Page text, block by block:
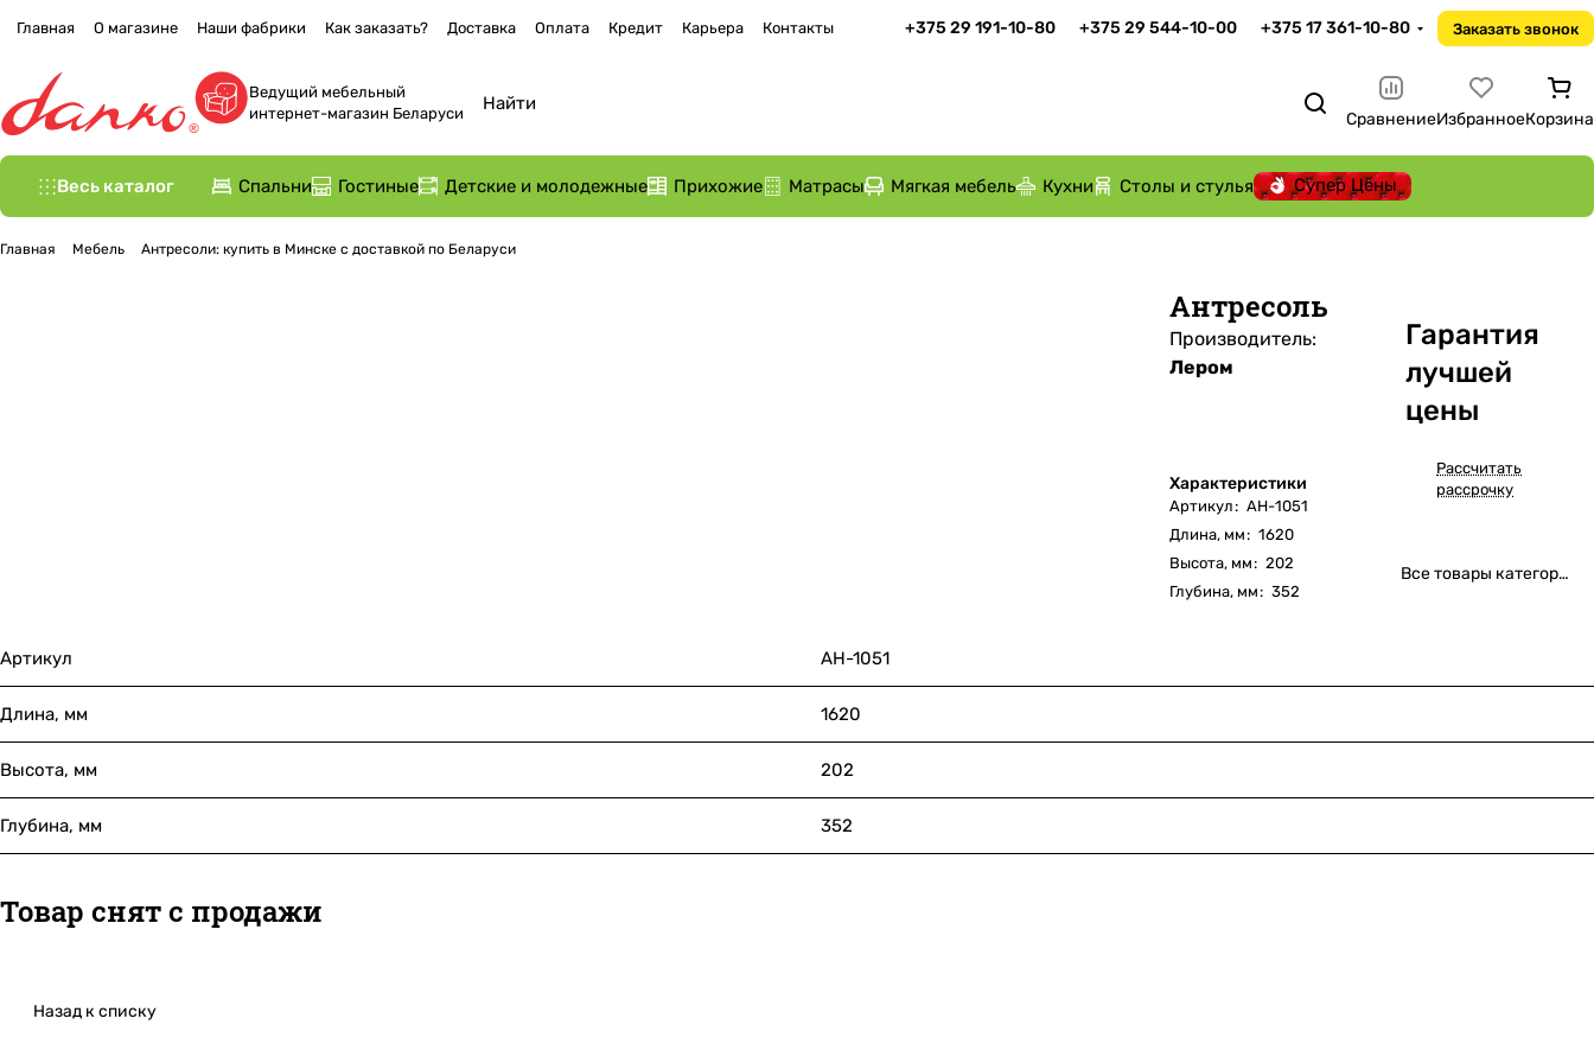
Главная О магазине Наши фабрики Как заказать? Доставка Оплата Кредит Карьера Контакты +375 29 191-10-80 +375 29 544-10-00 +375 17 361-10-80 Заказать звонок
Ведущий мебельный
интернет-магазин Беларуси
СравнениеИзбранноеКорзина
Весь каталог Спальни Гостиные Детские и молодежные Прихожие Матрасы Мягкая мебель Кухни Столы и стулья Супер Цены
Главная Мебель Антресоли: купить в Минске с доставкой по Беларуси
Антресоль
Производитель:
Лером
Характеристики
Артикул: АН-1051
Длина, мм: 1620
Высота, мм: 202
Глубина, мм: 352
Гарантия
лучшей
цены
Рассчитать
рассрочку
Все товары категории
Артикул АН-1051
Длина, мм 1620
Высота, мм 202
Глубина, мм 352
Товар снят с продажи
Назад к списку